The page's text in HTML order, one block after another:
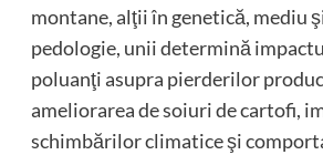
montane, alţii în genetică, mediu
pedologie, unii determină
poluanţi asupra pierderilor
ameliorarea de soiuri de cartofi,
schimbărilor climatice şi